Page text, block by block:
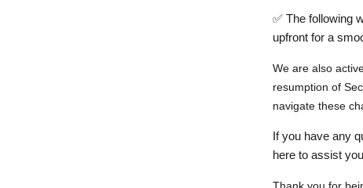
✅ The following
upfront for a
We are also
resumption of
navigate these
If you have any
here to assist